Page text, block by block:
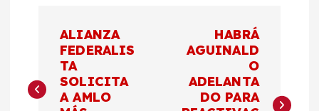
v
ALIANZA
FEDERALIS
TA
SOLICITA
A AMLO
HABRÁ
AGUINALD
O
ADELANTA
DO PARA